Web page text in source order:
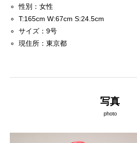
性別：女性
T:165cm W:67cm S:24.5cm
サイズ：9号
現住所：東京都
写真
photo